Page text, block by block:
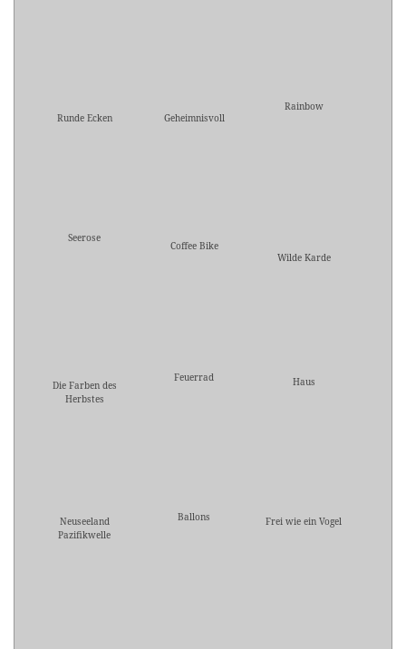
Runde Ecken Geheimnisvoll
Rainbow
Seerose
Coffee Bike
Wilde Karde
Die Farben des
Herbstes
Feuerrad Haus
Neuseeland
Pazifikwelle
Ballons Frei wie ein Vogel